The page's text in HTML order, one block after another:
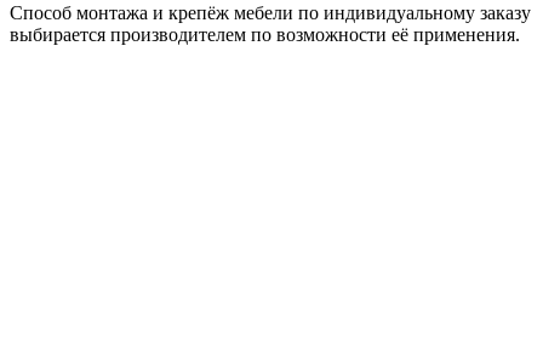
Способ монтажа и крепёж мебели по индивидуальному заказу
выбирается производителем по возможности её применения.